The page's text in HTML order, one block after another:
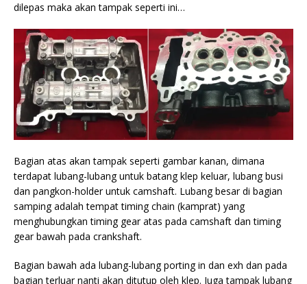
dilepas maka akan tampak seperti ini…
Bagian atas akan tampak seperti gambar kanan, dimana
terdapat lubang-lubang untuk batang klep keluar, lubang busi
dan pangkon-holder untuk camshaft. Lubang besar di bagian
samping adalah tempat timing chain (kamprat) yang
menghubungkan timing gear atas pada camshaft dan timing
gear bawah pada crankshaft.
Bagian bawah ada lubang-lubang porting in dan exh dan pada
bagian terluar nanti akan ditutup oleh klep. Juga tampak lubang